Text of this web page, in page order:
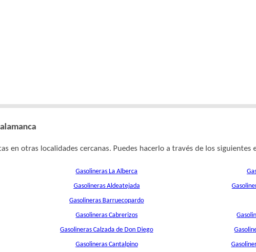
en otras localidades cercanas. Puedes hacerlo a través de los siguientes
Gasolineras La Alberca
Gasolineras Aldeatejada
Gasolineras Barruecopardo
Gasolineras Cabrerizos
Gasolineras Calzada de Don Diego
Gasolineras Cantalpino